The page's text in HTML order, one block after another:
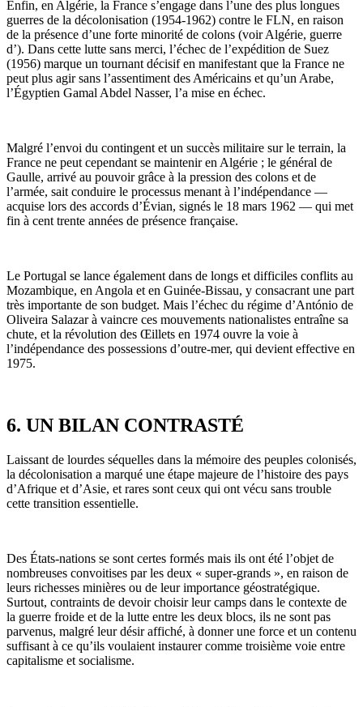
Enfin, en Algérie, la France s’engage dans l’une des plus longues
guerres de la décolonisation (1954-1962) contre le FLN, en raison
de la présence d’une forte minorité de colons (voir Algérie, guerre
d’). Dans cette lutte sans merci, l’échec de l’expédition de Suez
(1956) marque un tournant décisif en manifestant que la France ne
peut plus agir sans l’assentiment des Américains et qu’un Arabe,
l’Égyptien Gamal Abdel Nasser, l’a mise en échec.
Malgré l’envoi du contingent et un succès militaire sur le terrain, la
France ne peut cependant se maintenir en Algérie ; le général de
Gaulle, arrivé au pouvoir grâce à la pression des colons et de
l’armée, sait conduire le processus menant à l’indépendance —
acquise lors des accords d’Évian, signés le 18 mars 1962 — qui met
fin à cent trente années de présence française.
Le Portugal se lance également dans de longs et difficiles conflits au
Mozambique, en Angola et en Guinée-Bissau, y consacrant une part
très importante de son budget. Mais l’échec du régime d’António de
Oliveira Salazar à vaincre ces mouvements nationalistes entraîne sa
chute, et la révolution des Œillets en 1974 ouvre la voie à
l’indépendance des possessions d’outre-mer, qui devient effective en
1975.
6. UN BILAN CONTRASTÉ
Laissant de lourdes séquelles dans la mémoire des peuples colonisés,
la décolonisation a marqué une étape majeure de l’histoire des pays
d’Afrique et d’Asie, et rares sont ceux qui ont vécu sans trouble
cette transition essentielle.
Des États-nations se sont certes formés mais ils ont été l’objet de
nombreuses convoitises par les deux « super-grands », en raison de
leurs richesses minières ou de leur importance géostratégique.
Surtout, contraints de devoir choisir leur camps dans le contexte de
la guerre froide et de la lutte entre les deux blocs, ils ne sont pas
parvenus, malgré leur désir affiché, à donner une force et un contenu
suffisant à ce qu’ils voulaient instaurer comme troisième voie entre
capitalisme et socialisme.